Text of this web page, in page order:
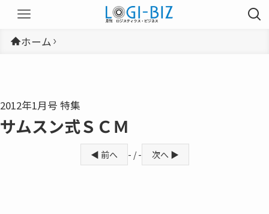
ホーム
2012年1月号 特集
サムスン式ＳＣＭ
◀ 前へ - / - 次へ ▶